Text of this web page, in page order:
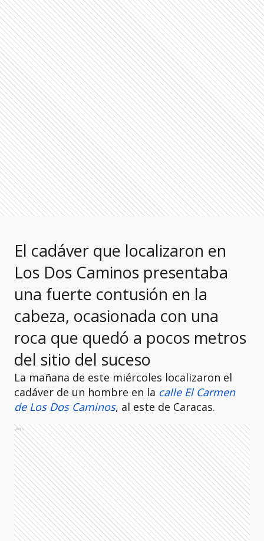
El cadáver que localizaron en
Los Dos Caminos presentaba
una fuerte contusión en la
cabeza, ocasionada con una
roca que quedó a pocos metros
del sitio del suceso
La mañana de este miércoles localizaron el
cadáver de un hombre en la calle El Carmen
de Los Dos Caminos, al este de Caracas.
Ads